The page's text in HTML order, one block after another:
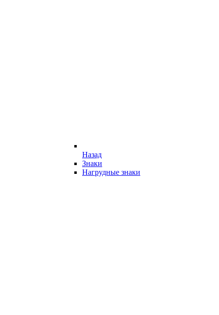
Назад
Знаки
Нагрудные знаки